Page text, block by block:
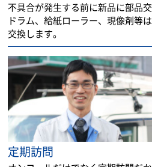
不具合が発生する前に新品に部品交
ドラム、給紙ローラー、現像剤等
交換します。
定期訪問